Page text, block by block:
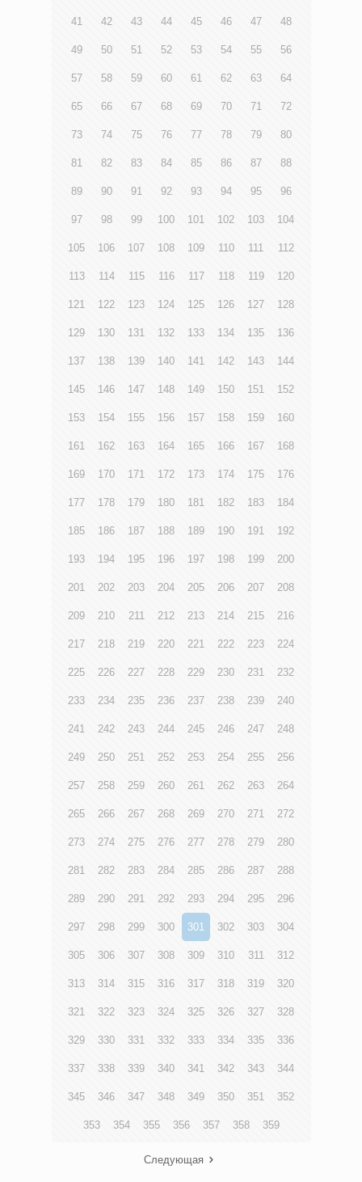
41 42 43 44 45 46 47 48
49 50 51 52 53 54 55 56
57 58 59 60 61 62 63 64
65 66 67 68 69 70 71 72
73 74 75 76 77 78 79 80
81 82 83 84 85 86 87 88
89 90 91 92 93 94 95 96
97 98 99 100 101 102 103 104
105 106 107 108 109 110 111 112
113 114 115 116 117 118 119 120
121 122 123 124 125 126 127 128
129 130 131 132 133 134 135 136
137 138 139 140 141 142 143 144
145 146 147 148 149 150 151 152
153 154 155 156 157 158 159 160
161 162 163 164 165 166 167 168
169 170 171 172 173 174 175 176
177 178 179 180 181 182 183 184
185 186 187 188 189 190 191 192
193 194 195 196 197 198 199 200
201 202 203 204 205 206 207 208
209 210 211 212 213 214 215 216
217 218 219 220 221 222 223 224
225 226 227 228 229 230 231 232
233 234 235 236 237 238 239 240
241 242 243 244 245 246 247 248
249 250 251 252 253 254 255 256
257 258 259 260 261 262 263 264
265 266 267 268 269 270 271 272
273 274 275 276 277 278 279 280
281 282 283 284 285 286 287 288
289 290 291 292 293 294 295 296
297 298 299 300 301 302 303 304
305 306 307 308 309 310 311 312
313 314 315 316 317 318 319 320
321 322 323 324 325 326 327 328
329 330 331 332 333 334 335 336
337 338 339 340 341 342 343 344
345 346 347 348 349 350 351 352
353 354 355 356 357 358 359
Следующая